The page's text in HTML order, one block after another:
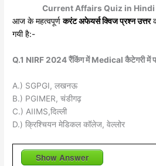
Current Affairs Quiz in
आज के महत्वपूर्णकरंट अफेयर्स क्विज प्रश्न उत्तर
गयी है:-
Q.1 NIRF 2024 रैंकिंग में Medical कैटेगरी में
A.) SGPGI, लखनऊ
B.) PGIMER, चंडीगढ़
C.) AIIMS,दिल्ली
D.) क्रिश्चियन मेडिकल कॉलेज, वेल्लोर
Show Answer